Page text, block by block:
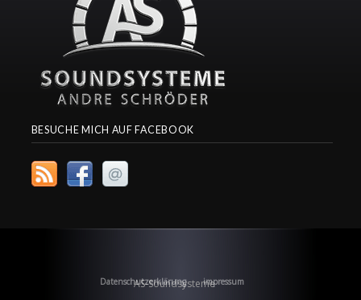
BESUCHE MICH AUF FACEBOOK
AS-Soundsysteme
Datenschutzerklärung impressum